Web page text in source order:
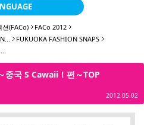
本語
국어
体中文
(FACo)
FACo 2012
FUKUOKA FASHION SNAPS
중국 S Cawaii！편～TOP
2012.05.02